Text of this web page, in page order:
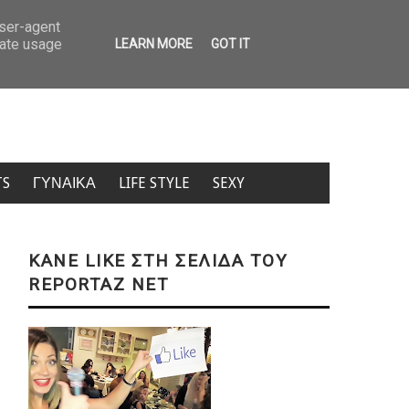
Δολοφονία στην Κυψέλη: Ο Ερυθρός Σταυρός «κατέβασε» το
ΓΥΝΑΙΚΑ LIFE STYLE SEXY
KANE LIKE ΣΤΗ ΣΕΛΙΔΑ ΤΟΥ
REPORTAZ NET
agent
usage
LEARN MORE GOT IT